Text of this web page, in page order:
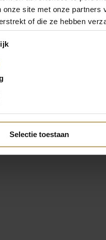
site met onze
of die ze hebben
Selectie toestaan